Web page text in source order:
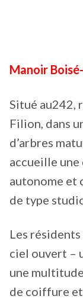
Manoir
Situé au242,
Filion, dans
d’arbres
accueille
autonome et
de type
Les
ciel ouvert –
une
de coiffure et